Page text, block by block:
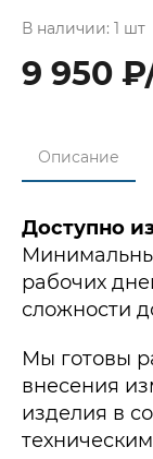
В наличии: 1 шт
9 950
Описание
Доступно
рабочих
сложности
Мы готовы
внесения
изделия в